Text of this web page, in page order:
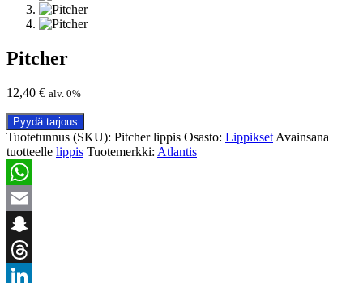
Pitcher
12,40 € alv. 0%
Pyydä tarjous
Tuotetunnus (SKU): Pitcher lippis Osasto: Lippikset Avainsana
tuotteelle lippis Tuotemerkki: Atlantis
WhatsApp
Email
Snapchat
Threads